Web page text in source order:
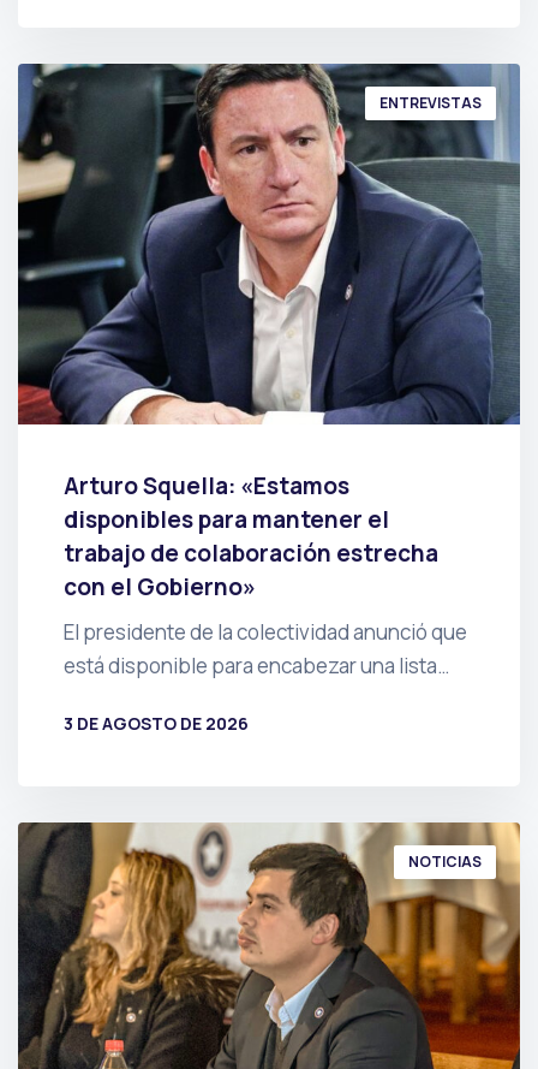
ENTREVISTAS
Arturo Squella: «Estamos
disponibles para mantener el
trabajo de colaboración estrecha
con el Gobierno»
El presidente de la colectividad anunció que
está disponible para encabezar una lista…
3 DE AGOSTO DE 2026
NOTICIAS